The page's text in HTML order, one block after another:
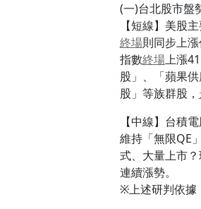
(一)台北股市盤
【短線】美股
終場則同步上
指數終場上漲
股」、「蘋果
股」等族群股，
【中線】台積
維持「無限QE
式、大量上市
連續漲勢。
※上述研判依據